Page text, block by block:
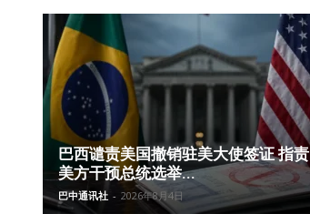
巴西谴责美国撤销驻美大使签证 指责
美方干预总统选举...
巴中通讯社 - 2026年8月4日